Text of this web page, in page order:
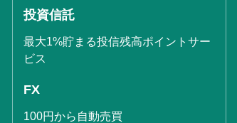
投資信託
最大1%貯まる投信残高ポイントサー
ビス
FX
100円から自動売買